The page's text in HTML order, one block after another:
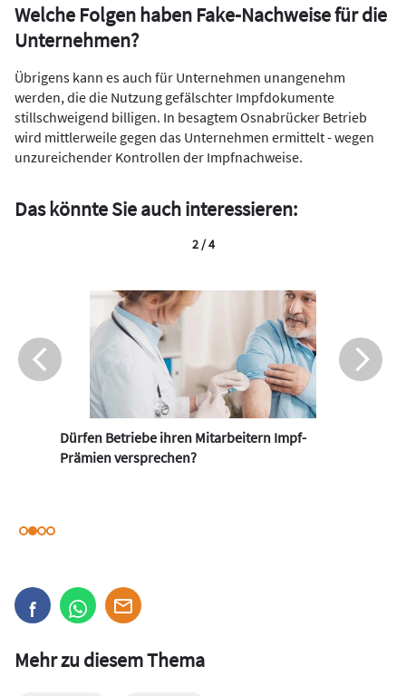
Welche Folgen haben Fake-Nachweise für die
Unternehmen?
Übrigens kann es auch für Unternehmen unangenehm
werden, die die Nutzung gefälschter Impfdokumente
stillschweigend billigen. In besagtem Osnabrücker Betrieb
wird mittlerweile gegen das Unternehmen ermittelt - wegen
unzureichender Kontrollen der Impfnachweise.
Das könnte Sie auch interessieren:
Dürfen Betriebe ihren Mitarbeitern Impf-
Prämien versprechen?
2 / 4
Mehr zu diesem Thema